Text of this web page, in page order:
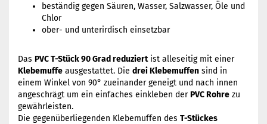
beständig gegen Säuren, Wasser, Salzwasser, Öle und
Chlor
ober- und unterirdisch einsetzbar
Das PVC T-Stück 90 Grad reduziertist alleseitig mit einer
Klebemuffe ausgestattet. Die drei Klebemuffen sind in
einem Winkel von 90° zueinander geneigt und nach innen
angeschrägt um ein einfaches einkleben derPVC Rohre zu
gewährleisten.
Die gegenüberliegenden Klebemuffen des T-Stückes